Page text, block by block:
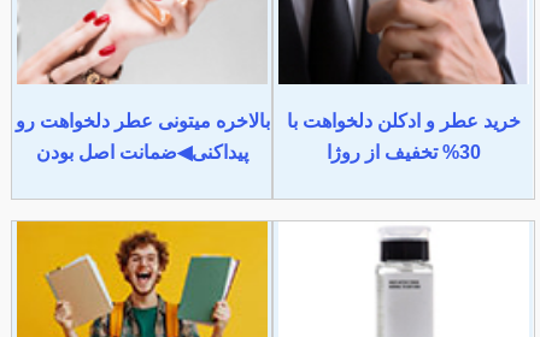
خرید عطر و ادکلن دلخواهت با
30% تخفیف از روژا
بالاخره میتونی عطر دلخواهت رو
پیداکنی◀ضمانت اصل بودن